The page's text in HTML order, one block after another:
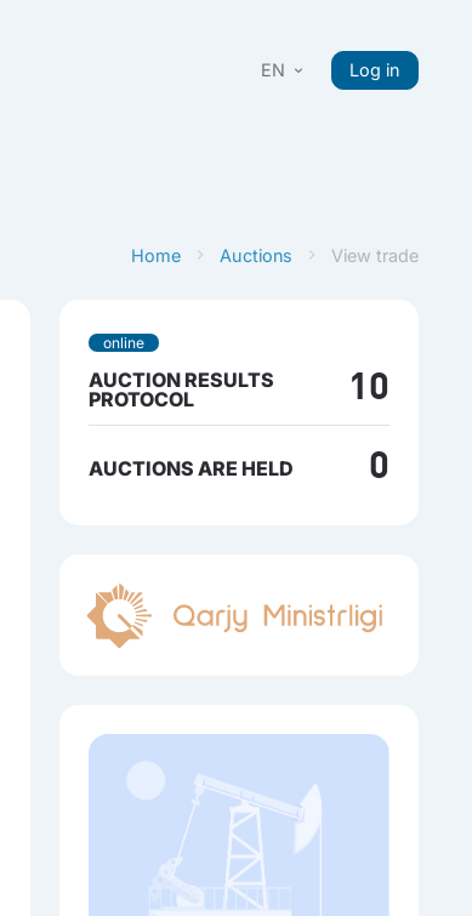
EN Log in
Home Auctions View trade
online
AUCTION RESULTS
PROTOCOL
10
AUCTIONS ARE HELD 0